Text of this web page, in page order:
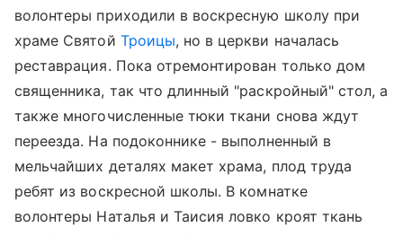
волонтеры приходили в воскресную школу при
храме Святой Троицы, но в церкви началась
реставрация. Пока отремонтирован только дом
священника, так что длинный "раскройный" стол, а
также многочисленные тюки ткани снова ждут
переезда. На подоконнике - выполненный в
мельчайших деталях макет храма, плод труда
ребят из воскресной школы. В комнатке
волонтеры Наталья и Таисия ловко кроят ткань